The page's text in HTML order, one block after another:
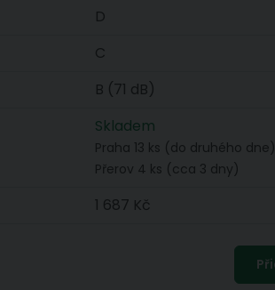
D
C
B (71 dB)
Skladem
Praha 13 ks (do druhého dne)
Přerov 4 ks (cca 3 dny)
1 687 Kč